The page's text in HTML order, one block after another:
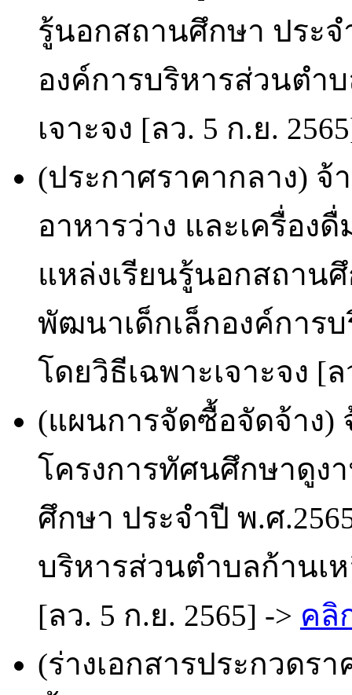
รู้นอกสถานศึกษา ประ
องค์การบริหารส่วนตำ
เจาะจง [ลว. 5 ก.ย.
(ประกาศราคากลาง) จ้
อาหารว่าง และเครื่อง
แหล่งเรียนรู้นอกสถาน
พัฒนาเด็กเล็กองค์การ
โดยวิธีเฉพาะเจาะจง [
(แผนการจัดซื้อจัดจ้าง)
โครงการทัศนศึกษาดูง
ศึกษา ประจำปี พ.ศ
บริหารส่วนตำบลก้านเห
[ลว. 5 ก.ย. 2565] -> คลิ
(ร่างเอกสารประกวดรา